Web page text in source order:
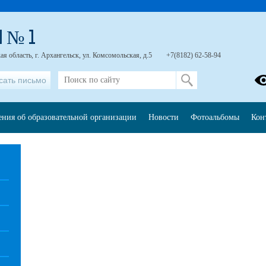
№ 1
область, г. Архангельск, ул. Комсомольская, д.5 +7(8182) 62-58-94
письмо
об образовательной организации Новости Фотоальбомы